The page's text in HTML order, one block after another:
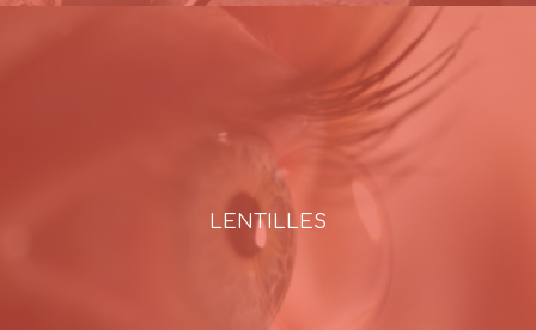
LENTILLES